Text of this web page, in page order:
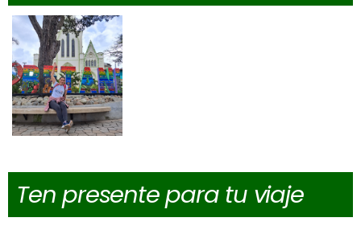
Ten presente para tu viaje